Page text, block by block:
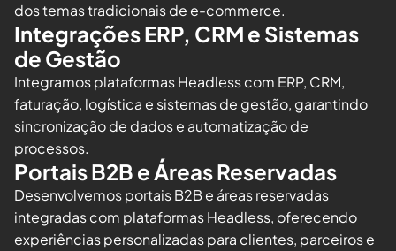
dos temas tradicionais de e-commerce.
Integrações ERP, CRM e Sistemas
de Gestão
Integramos plataformas Headless com ERP, CRM,
faturação, logística e sistemas de gestão, garantindo
sincronização de dados e automatização de
processos.
Portais B2B e Áreas Reservadas
Desenvolvemos portais B2B e áreas reservadas
integradas com plataformas Headless, oferecendo
experiências personalizadas para clientes, parceiros e